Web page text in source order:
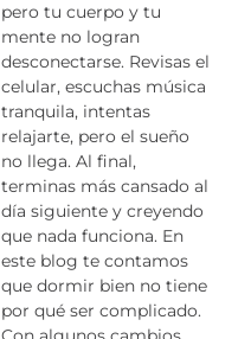
pero tu cuerpo y tu
mente no logran
desconectarse. Revisas el
celular, escuchas música
tranquila, intentas
relajarte, pero el sueño
no llega. Al final,
terminas más cansado al
día siguiente y creyendo
que nada funciona. En
este blog te contamos
que dormir bien no tiene
por qué ser complicado.